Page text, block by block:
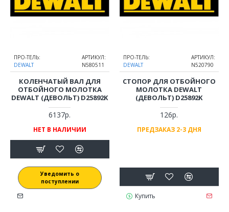
ПРО-ТЕЛЬ:
DEWALT
АРТИКУЛ:
N580511
КОЛЕНЧАТЫЙ ВАЛ ДЛЯ
ОТБОЙНОГО МОЛОТКА
DEWALT (ДЕВОЛЬТ) D25892K
6137р.
НЕТ В НАЛИЧИИ
Уведомить о
поступлении
ПРО-ТЕЛЬ:
DEWALT
АРТИКУЛ:
N520790
СТОПОР ДЛЯ ОТБОЙНОГО
МОЛОТКА DEWALT
(ДЕВОЛЬТ) D25892K
126р.
ПРЕДЗАКАЗ 2-3 ДНЯ
Купить